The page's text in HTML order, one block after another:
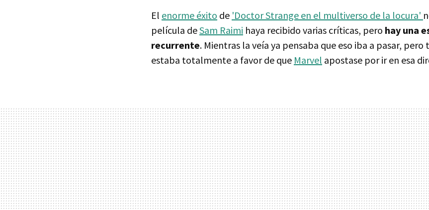
El enorme éxito de 'Doctor Strange en el multiverso de la locura'
película deSam Raimi haya recibido varias críticas, pero hay una
recurrente. Mientras la veía ya pensaba que eso iba a pasar, pero
estaba totalmente a favor de que Marvel apostase por ir en esa